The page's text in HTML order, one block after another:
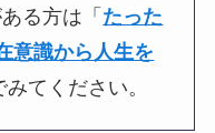
る方は「 たった
意識から人生を
てください。